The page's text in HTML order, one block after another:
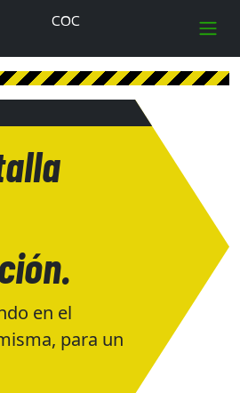
COC
en el
para un